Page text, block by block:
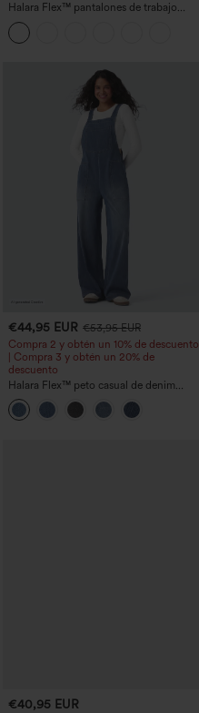
Halara Flex™ pantalones de trabajo
cortos de talle alto con bolsillos y
pernera cónica
€44,95 EUR €53,95 EUR
Compra 2 y obtén un 10% de descuento
| Compra 3 y obtén un 20% de
descuento
Halara Flex™ peto casual de denim
lavado con escote cuadrado y bolsillos
€40,95 EUR